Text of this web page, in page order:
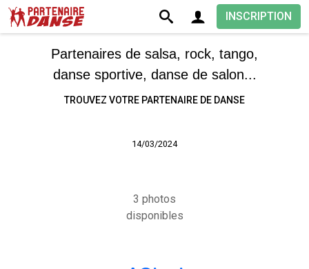
INSCRIPTION
Partenaires de salsa, rock, tango,
danse sportive, danse de salon...
TROUVEZ VOTRE PARTENAIRE DE DANSE
14/03/2024
3 photos
disponibles